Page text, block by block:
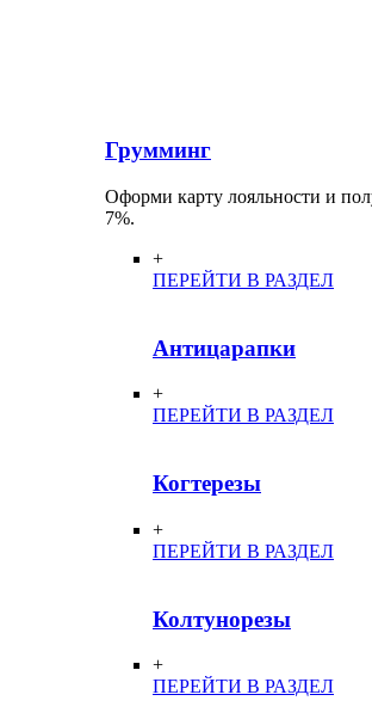
Грумминг
Оформи карту лояльности и
7%.
+
ПЕРЕЙТИ В РАЗДЕЛ
Антицарапки
+
ПЕРЕЙТИ В РАЗДЕЛ
Когтерезы
+
ПЕРЕЙТИ В РАЗДЕЛ
Колтунорезы
+
ПЕРЕЙТИ В РАЗДЕЛ